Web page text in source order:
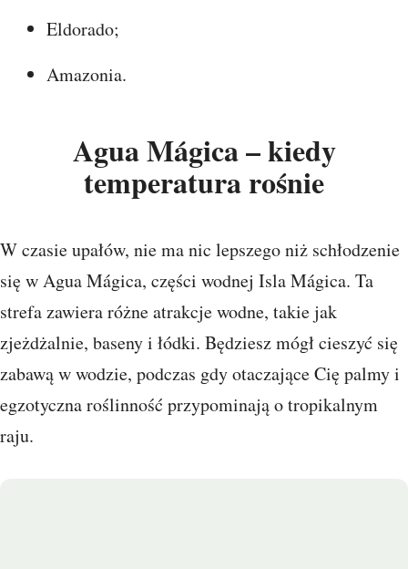
Eldorado;
Amazonia.
Agua Mágica – kiedy
temperatura rośnie
W czasie upałów, nie ma nic lepszego niż schłodzenie
się w Agua Mágica, części wodnej Isla Mágica. Ta
strefa zawiera różne atrakcje wodne, takie jak
zjeżdżalnie, baseny i łódki. Będziesz mógł cieszyć się
zabawą w wodzie, podczas gdy otaczające Cię palmy i
egzotyczna roślinność przypominają o tropikalnym
raju.